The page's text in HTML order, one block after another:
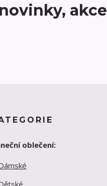
akce
oblečení: